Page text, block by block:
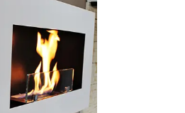
PARETE
Una linea moderna di
decorativa di una
calda del fuoco.